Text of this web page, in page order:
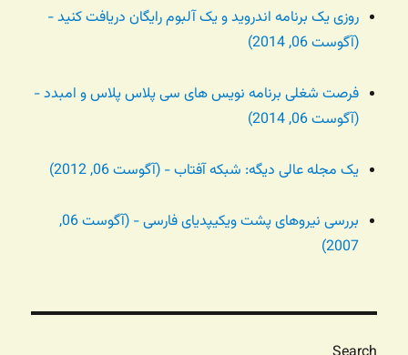
روزی یک برنامه اندروید و یک آلبوم رایگان دریافت کنید -
(آگوست 06, 2014)
فرصت شغلی برنامه نویس های سی پلاس پلاس و امبدد -
(آگوست 06, 2014)
یک مجله عالی دیگه: شبکه آفتاب - (آگوست 06, 2012)
بررسی نیروهای پشت ویکیپدیای فارسی - (آگوست 06,
2007)